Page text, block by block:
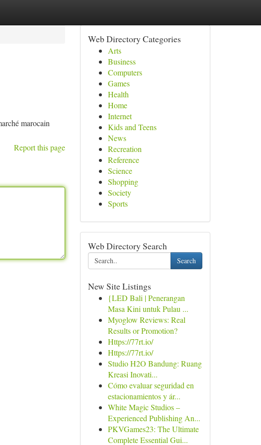
marocain
Report this page
Web Directory Categories
Arts
Business
Computers
Games
Health
Home
Internet
Kids and Teens
News
Recreation
Reference
Science
Shopping
Society
Sports
Web Directory Search
Search
New Site Listings
{LED Bali | Penerangan
Masa Kini untuk Pulau ...
Myoglow Reviews: Real
Results or Promotion?
Https://77rt.io/
Https://77rt.io/
Studio H2O Bandung: Ruang
Kreasi Inovati...
Cómo evaluar seguridad en
estacionamientos y ár...
White Magic Studios –
Experienced Publishing An...
PKVGames23: The Ultimate
Complete Essential Gui...